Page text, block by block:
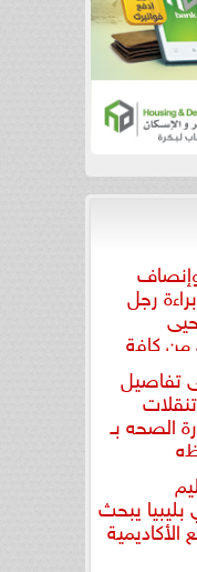
وإنصاف
رجل
كافة
تفاصيل
الصحه بـ
بليبيا يبحث
الأكاديمية